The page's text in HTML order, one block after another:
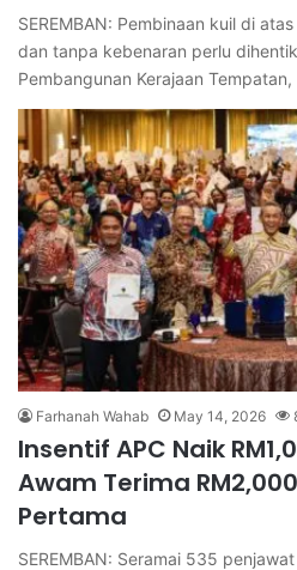
SEREMBAN: Pembinaan kuil di
dan tanpa kebenaran perlu
Pembangunan Kerajaan
Farhanah Wahab May 14, 2026
Insentif APC Naik
Awam Terima
Pertama
SEREMBAN: Seramai 535